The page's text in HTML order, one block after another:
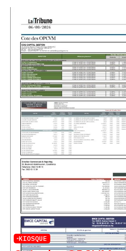
KIOSQUE